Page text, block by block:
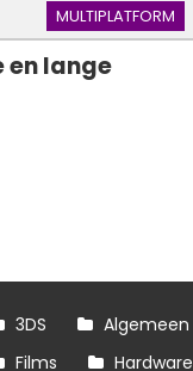
MULTIPLATFORM
en lange
3DS Algemeen
Films
Hardware